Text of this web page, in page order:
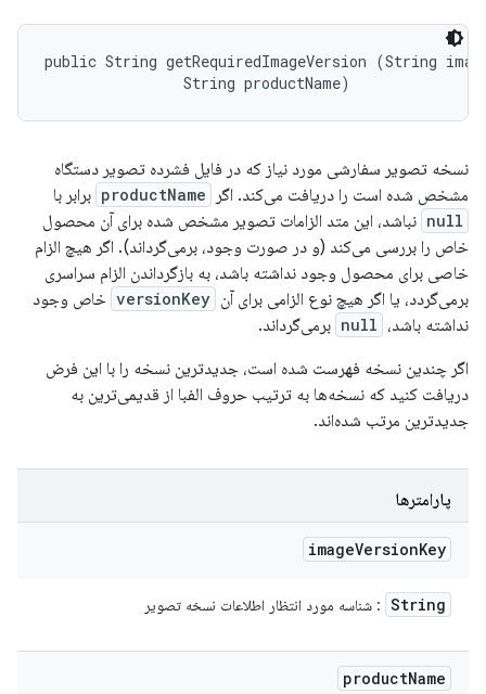
public String getRequiredImageVersion (String
                String productName)
نسخه تصویر سفارشی مورد نیاز که در فایل فشرده تصویر دستگاه
مشخص شده است را دریافت می‌کند. اگر
productName برابر با
null نباشد، این متد الزامات تصویر مشخص شده برای آن محصول
خاص را بررسی می‌کند (و در صورت وجود، برمی‌گرداند). اگر هیچ الزام
خاصی برای محصول وجود نداشته باشد، به بازگرداندن الزام سراسری
برمی‌گردد، یا اگر هیچ نوع الزامی برای آن versionKey خاص وجود
نداشته باشد، null برمی‌گرداند.
اگر چندین نسخه فهرست شده است، جدیدترین نسخه را با این فرض
دریافت کنید که نسخه‌ها به ترتیب حروف الفبا از قدیمی‌ترین به
جدیدترین مرتب شده‌اند.
پارامترها
imageVersionKey
String : شناسه مورد انتظار اطلاعات نسخه تصویر
productName